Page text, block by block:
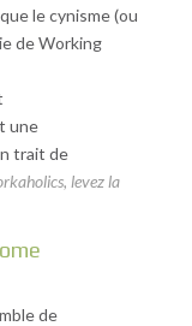
le cynisme (ou
de Working
une
trait de
levez la
de